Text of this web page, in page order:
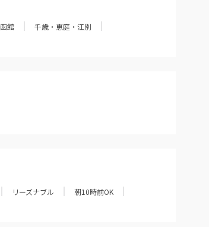
函館
千歳・恵庭・江別
リーズナブル
朝10時前OK